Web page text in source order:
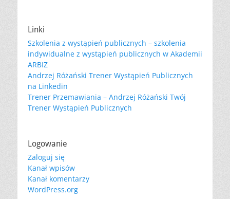
Linki
Szkolenia z wystąpień publicznych – szkolenia
indywidualne z wystąpień publicznych w Akademii
ARBIZ
Andrzej Różański Trener Wystąpień Publicznych
na Linkedin
Trener Przemawiania – Andrzej Różański Twój
Trener Wystąpień Publicznych
Logowanie
Zaloguj się
Kanał wpisów
Kanał komentarzy
WordPress.org